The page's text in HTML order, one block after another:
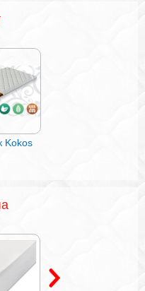
Kokos